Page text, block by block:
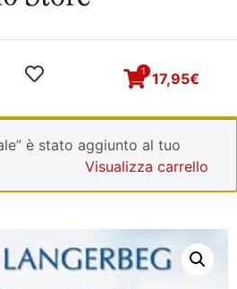
17,95€
1
è stato aggiunto al tuo
Visualizza carrello